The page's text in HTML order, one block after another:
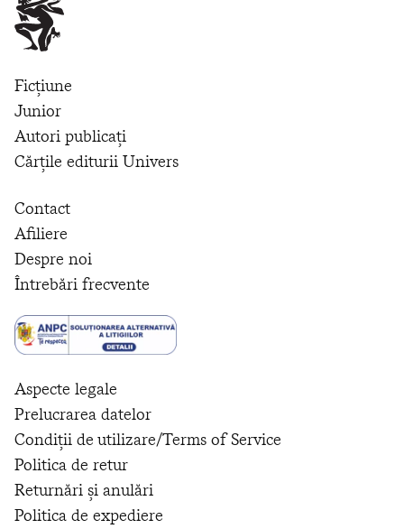
Ficțiune
Junior
Autori publicați
Cărțile editurii Univers
Contact
Afiliere
Despre noi
Întrebări frecvente
Aspecte legale
Prelucrarea datelor
Condiții de utilizare/Terms of Service
Politica de retur
Returnări și anulări
Politica de expediere